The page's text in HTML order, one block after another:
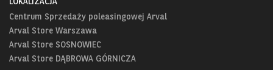
Centrum Sprzedaży poleasingowej Arval
Arval Store Warszawa
Arval Store SOSNOWIEC
Arval Store DĄBROWA GÓRNICZA